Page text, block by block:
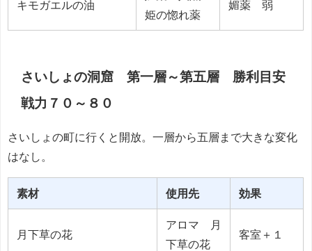
キモガエルの油
姫の惚れ薬
媚薬 弱
さいしょの洞窟 第一層～第五層 勝利目安
戦力７０～８０
さいしょの町に行くと開放。一層から五層まで大きな変化
はなし。
素材 使用先 効果
月下草の花
アロマ 月
下草の花
客室＋１